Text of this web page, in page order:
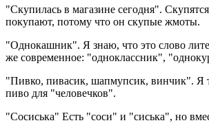
"Скупилась в магазине сегодня".
покупают, потому что он скупые жмоты.
"Однокашник". Я знаю, что это слово
же современное: "одноклассник",
"Пивко, пивасик, шапмупсик, винчик". Я
пиво для "человечков".
"Сосиська" Есть "соси" и "сиська", но